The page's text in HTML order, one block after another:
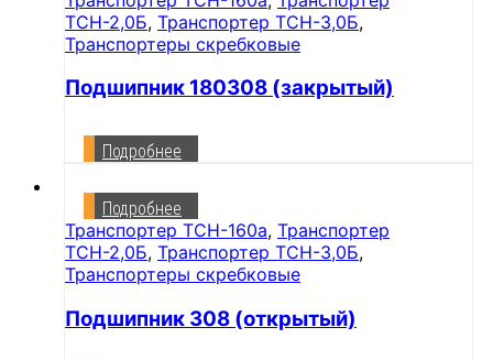
ТСН-2,0Б, Транспортер ТСН-3,0Б,
Транспортеры скребковые
Подшипник 180308 (закрытый)
Подробнее
Подробнее
Транспортер ТСН-160а, Транспортер
ТСН-2,0Б, Транспортер ТСН-3,0Б,
Транспортеры скребковые
Подшипник 308 (открытый)